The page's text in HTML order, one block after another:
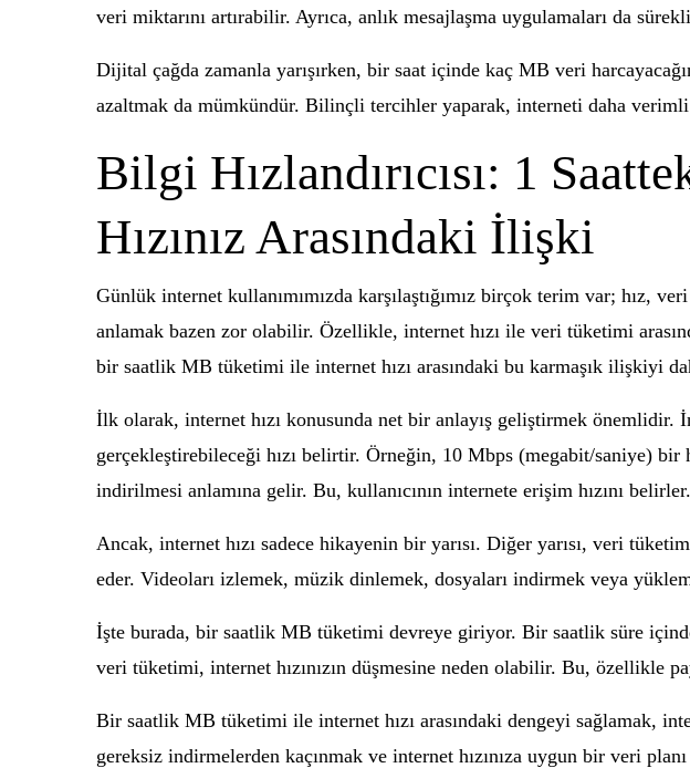
veri miktarını artırabilir. Ayrıca, anlık mesajlaşma uygulamaları da
Dijital çağda zamanla yarışırken, bir saat içinde kaç MB veri
azaltmak da mümkündür. Bilinçli tercihler yaparak, interneti daha
Bilgi Hızlandırıcısı: 1
Hızınız Arasındaki İlişki
Günlük internet kullanımımızda karşılaştığımız birçok terim var; hız,
anlamak bazen zor olabilir. Özellikle, internet hızı ile veri tüketimi
bir saatlik MB tüketimi ile internet hızı arasındaki bu karmaşık ilişkiyi
İlk olarak, internet hızı konusunda net bir anlayış geliştirmek
gerçekleştirebileceği hızı belirtir. Örneğin, 10 Mbps (megabit/saniye)
indirilmesi anlamına gelir. Bu, kullanıcının internete erişim hızını belirler.
Ancak, internet hızı sadece hikayenin bir yarısı. Diğer yarısı, veri
eder. Videoları izlemek, müzik dinlemek, dosyaları indirmek veya
İşte burada, bir saatlik MB tüketimi devreye giriyor. Bir saatlik süre
veri tüketimi, internet hızınızın düşmesine neden olabilir. Bu, özellikle
Bir saatlik MB tüketimi ile internet hızı arasındaki dengeyi sağlamak,
gereksiz indirmelerden kaçınmak ve internet hızınıza uygun bir veri